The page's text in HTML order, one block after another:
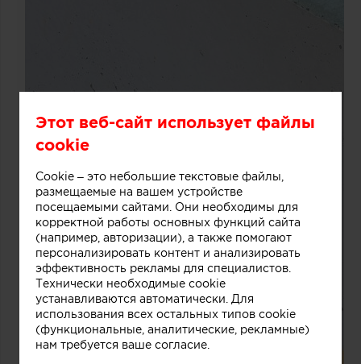
Этот веб-сайт использует файлы
cookie
Cookie – это небольшие текстовые файлы,
размещаемые на вашем устройстве
посещаемыми сайтами. Они необходимы для
корректной работы основных функций сайта
(например, авторизации), а также помогают
персонализировать контент и анализировать
эффективность рекламы для специалистов.
Технически необходимые cookie
устанавливаются автоматически. Для
использования всех остальных типов cookie
(функциональные, аналитические, рекламные)
нам требуется ваше согласие.